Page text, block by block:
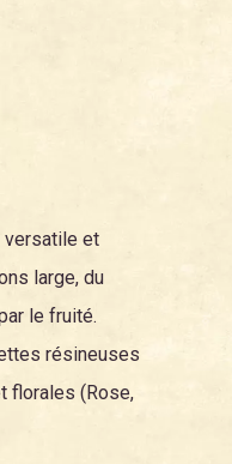
versatile et
large, du
le fruité.
résineuses
florales ( Rose,